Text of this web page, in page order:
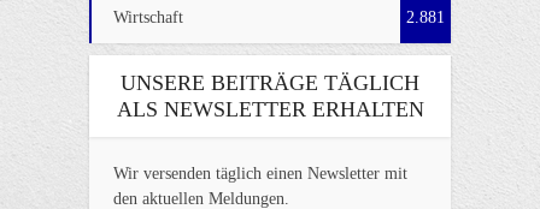
Wirtschaft 2.881
UNSERE BEITRÄGE TÄGLICH
ALS NEWSLETTER ERHALTEN
Wir versenden täglich einen Newsletter mit
den aktuellen Meldungen.